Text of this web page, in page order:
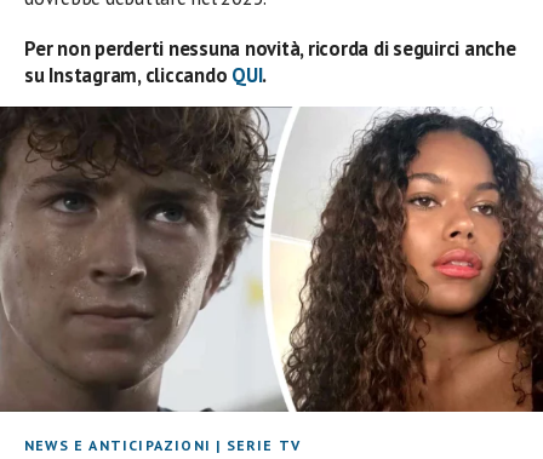
Per non perderti nessuna novità, ricorda di seguirci anche
su Instagram, cliccando QUI.
NEWS E ANTICIPAZIONI | SERIE TV